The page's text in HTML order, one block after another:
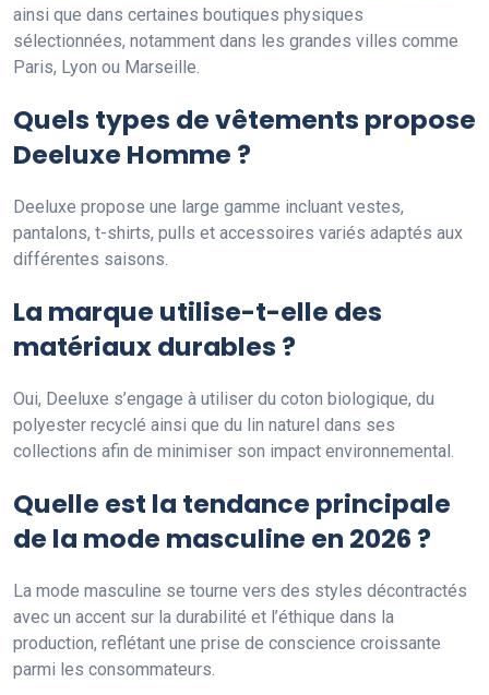
ainsi que dans certaines boutiques physiques
sélectionnées, notamment dans les grandes villes comme
Paris, Lyon ou Marseille.
Quels types de vêtements propose
Deeluxe Homme ?
Deeluxe propose une large gamme incluant vestes,
pantalons, t-shirts, pulls et accessoires variés adaptés aux
différentes saisons.
La marque utilise-t-elle des
matériaux durables ?
Oui, Deeluxe s’engage à utiliser du coton biologique, du
polyester recyclé ainsi que du lin naturel dans ses
collections afin de minimiser son impact environnemental.
Quelle est la tendance principale
de la mode masculine en 2026 ?
La mode masculine se tourne vers des styles décontractés
avec un accent sur la durabilité et l’éthique dans la
production, reflétant une prise de conscience croissante
parmi les consommateurs.